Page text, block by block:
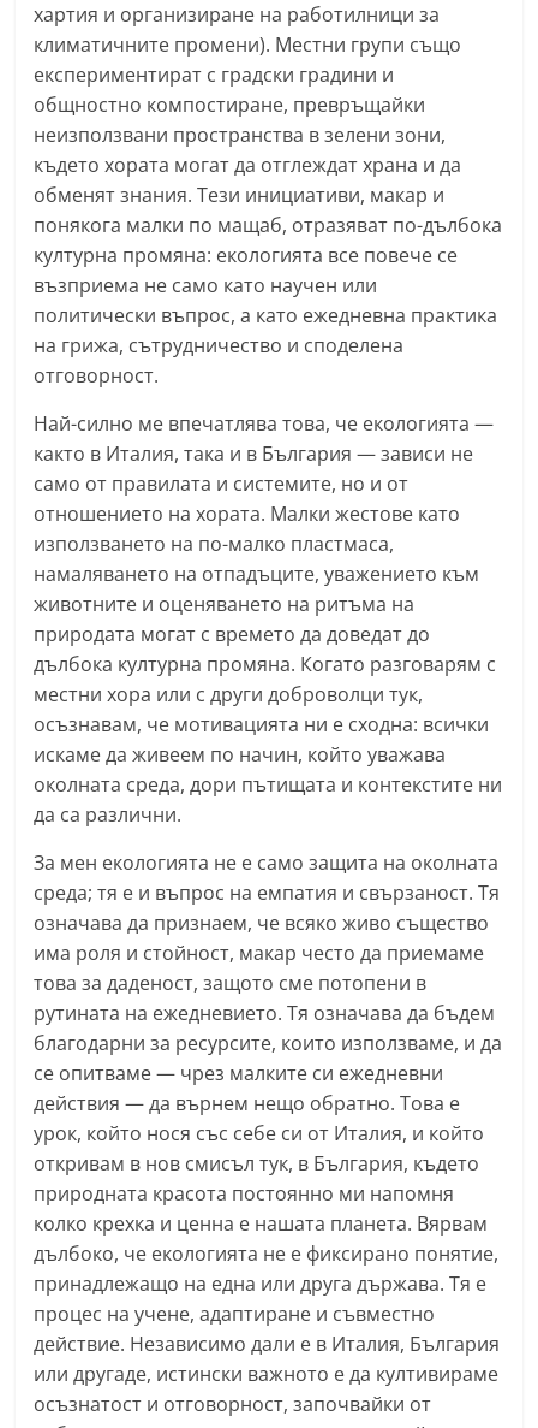
a
n
l
a
k
.
c
o
m
хартия и организиране на работилници за
климатичните промени). Местни групи също
експериментират с градски градини и
общностно компостиране, превръщайки
неизползвани пространства в зелени зони,
където хората могат да отглеждат храна и да
обменят знания. Тези инициативи, макар и
понякога малки по мащаб, отразяват по-дълбока
културна промяна: екологията все повече се
възприема не само като научен или
политически въпрос, а като ежедневна практика
на грижа, сътрудничество и споделена
отговорност.
Най-силно ме впечатлява това, че екологията —
както в Италия, така и в България — зависи не
само от правилата и системите, но и от
отношението на хората. Малки жестове като
използването на по-малко пластмаса,
намаляването на отпадъците, уважението към
животните и оценяването на ритъма на
природата могат с времето да доведат до
дълбока културна промяна. Когато разговарям с
местни хора или с други доброволци тук,
осъзнавам, че мотивацията ни е сходна: всички
искаме да живеем по начин, който уважава
околната среда, дори пътищата и контекстите ни
да са различни.
За мен екологията не е само защита на околната
среда; тя е и въпрос на емпатия и свързаност. Тя
означава да признаем, че всяко живо същество
има роля и стойност, макар често да приемаме
това за даденост, защото сме потопени в
рутината на ежедневието. Тя означава да бъдем
благодарни за ресурсите, които използваме, и да
се опитваме — чрез малките си ежедневни
действия — да върнем нещо обратно. Това е
урок, който нося със себе си от Италия, и който
откривам в нов смисъл тук, в България, където
природната красота постоянно ми напомня
колко крехка и ценна е нашата планета. Вярвам
дълбоко, че екологията не е фиксирано понятие,
принадлежащо на една или друга държава. Тя е
процес на учене, адаптиране и съвместно
действие. Независимо дали е в Италия, България
или другаде, истински важното е да култивираме
осъзнатост и отговорност, започвайки от